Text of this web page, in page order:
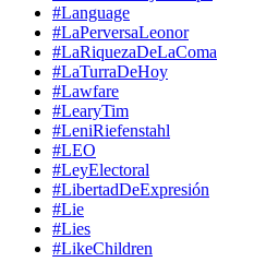
#Language
#LaPerversaLeonor
#LaRiquezaDeLaComa
#LaTurraDeHoy
#Lawfare
#LearyTim
#LeniRiefenstahl
#LEO
#LeyElectoral
#LibertadDeExpresión
#Lie
#Lies
#LikeChildren